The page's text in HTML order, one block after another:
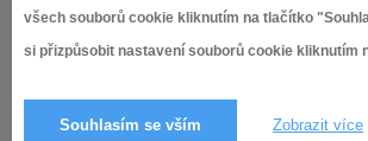
všech souborů cookie kliknutím na tlačítko
si přizpůsobit nastavení souborů cookie kliknutím
Souhlasím se vším Zobrazit více